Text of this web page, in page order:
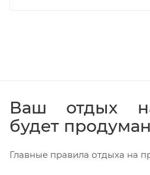
Ваш отдых
будет
Главные правила отдыха на